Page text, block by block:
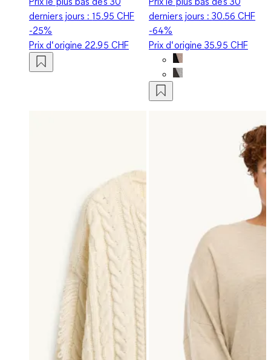
derniers jours :15.95 CHF
-25%
Prix d‘origine 22.95 CHF
derniers jours :30.56 CHF
-64%
Prix d‘origine35.95 CHF